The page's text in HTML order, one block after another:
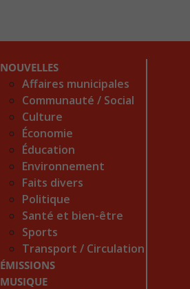
NOUVELLES
Affaires municipales
Communauté / Social
Culture
Économie
Éducation
Environnement
Faits divers
Politique
Santé et bien-être
Sports
Transport / Circulation
ÉMISSIONS
MUSIQUE